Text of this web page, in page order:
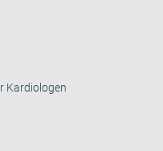
Kardiologen